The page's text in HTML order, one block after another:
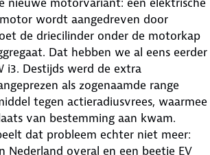
wordt aangedreven door
de driecilinder onder de motorkap
Dat hebben we al eens eerder
i3. Destijds werd de extra
als zogenaamde range
tegen actieradiusvrees, waarmee
van bestemming aan kwam.
dat probleem echter niet meer:
Nederland overal en een beetje EV